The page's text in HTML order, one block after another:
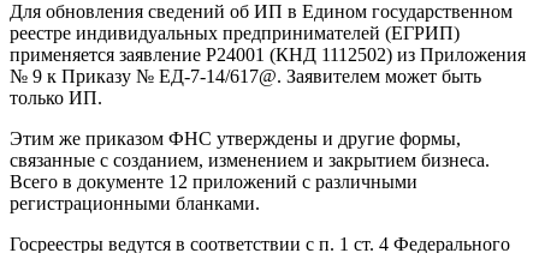
Для обновления сведений об ИП в Едином государственном
реестре индивидуальных предпринимателей (ЕГРИП)
применяется заявление Р24001 (КНД 1112502) из Приложения
№ 9 к Приказу № ЕД-7-14/617@. Заявителем может быть
только ИП.
Этим же приказом ФНС утверждены и другие формы,
связанные с созданием, изменением и закрытием бизнеса.
Всего в документе 12 приложений с различными
регистрационными бланками.
Госреестры ведутся в соответствии с п. 1 ст. 4 Федерального